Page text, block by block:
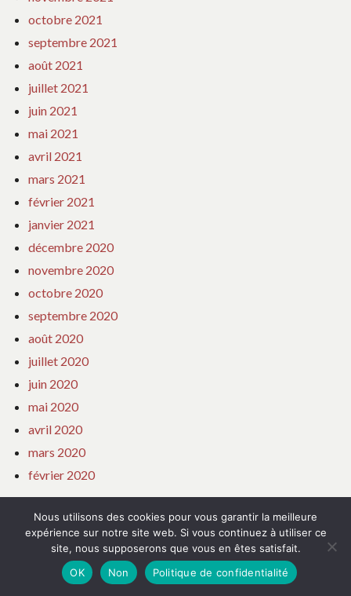
octobre 2021
septembre 2021
août 2021
juillet 2021
juin 2021
mai 2021
avril 2021
mars 2021
février 2021
janvier 2021
décembre 2020
novembre 2020
octobre 2020
septembre 2020
août 2020
juillet 2020
juin 2020
mai 2020
avril 2020
mars 2020
février 2020
Catégories
Accessoires et jouets
Agences matrimoniales
Nous utilisons des cookies pour vous garantir la meilleure
expérience sur notre site web. Si vous continuez à utiliser ce
site, nous supposerons que vous en êtes satisfait.
OK
Non Politique de confidentialité